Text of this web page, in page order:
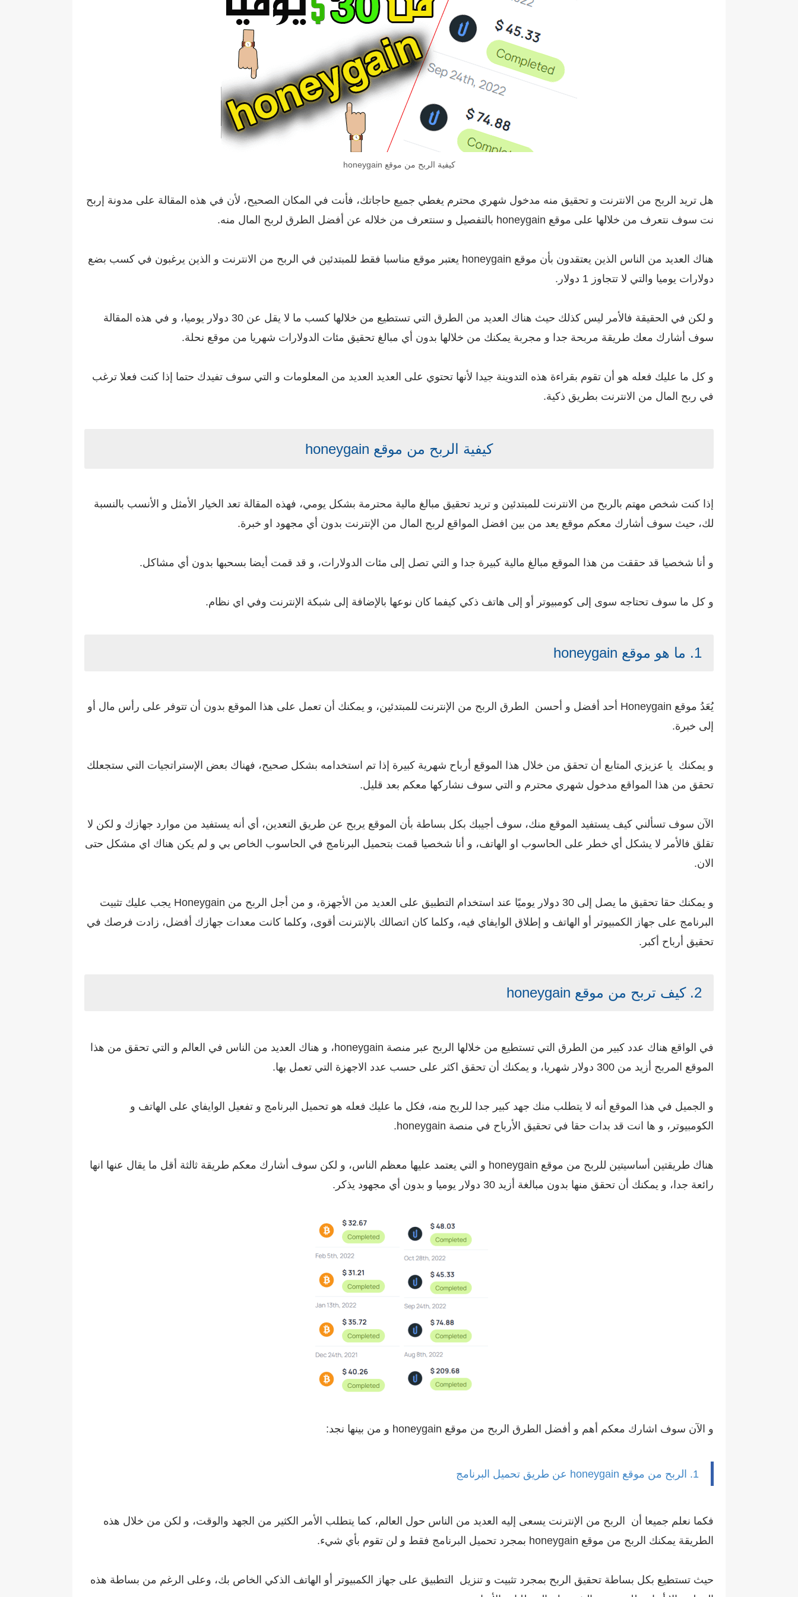
كيفية الربح من موقع honeygain
هل تريد الربح من الانترنت و تحقيق منه مدخول شهري محترم يغطي جميع حاجاتك، فأنت في المكان الصحيح، لأن في هذه المقالة على مدونة إربح
نت سوف نتعرف من خلالها على موقع honeygain بالتفصيل و سنتعرف من خلاله عن أفضل الطرق لربح المال منه.
هناك العديد من الناس الذين يعتقدون بأن موقع honeygain يعتبر موقع مناسبا فقط للمبتدئين في الربح من الانترنت و الذين يرغبون في كسب بضع
دولارات يوميا والتي لا تتجاوز 1 دولار.
و لكن في الحقيقة فالأمر ليس كذلك حيث هناك العديد من الطرق التي تستطيع من خلالها كسب ما لا يقل عن 30 دولار يوميا، و في هذه المقالة
سوف أشارك معك طريقة مربحة جدا و مجربة يمكنك من خلالها بدون أي مبالغ تحقيق مئات الدولارات شهريا من موقع نحلة.
و كل ما عليك فعله هو أن تقوم بقراءة هذه التدوينة جيدا لأنها تحتوي على العديد العديد من المعلومات و التي سوف تفيدك حتما إذا كنت فعلا ترغب
في ربح المال من الانترنت بطريق ذكية.
كيفية الربح من موقع honeygain
إذا كنت شخص مهتم بالربح من الانترنت للمبتدئين و تريد تحقيق مبالغ مالية محترمة بشكل يومي، فهذه المقالة تعد الخيار الأمثل و الأنسب بالنسبة
لك، حيث سوف أشارك معكم موقع يعد من بين افضل المواقع لربح المال من الإنترنت بدون أي مجهود او خبرة.
و أنا شخصيا قد حققت من هذا الموقع مبالغ مالية كبيرة جدا و التي تصل إلى مئات الدولارات، و قد قمت أيضا بسحبها بدون أي مشاكل.
و كل ما سوف تحتاجه سوى إلى كومبيوتر أو إلى هاتف ذكي كيفما كان نوعها بالإضافة إلى شبكة الإنترنت وفي اي نظام.
1. ما هو موقع honeygain
يُعَدُ موقع Honeygain أحد أفضل و أحسن الطرق الربح من الإنترنت للمبتدئين، و يمكنك أن تعمل على هذا الموقع بدون أن تتوفر على رأس مال أو
إلى خبرة.
و يمكنك يا عزيزي المتابع أن تحقق من خلال هذا الموقع أرباح شهرية كبيرة إذا تم استخدامه بشكل صحيح، فهناك بعض الإستراتجيات التي ستجعلك
تحقق من هذا المواقع مدخول شهري محترم و التي سوف نشاركها معكم بعد قليل.
الآن سوف تسألني كيف يستفيد الموقع منك، سوف أجيبك بكل بساطة بأن الموقع يربح عن طريق التعدين، أي أنه يستفيد من موارد جهازك و لكن لا
تقلق فالأمر لا يشكل أي خطر على الحاسوب او الهاتف، و أنا شخصيا قمت بتحميل البرنامج في الحاسوب الخاص بي و لم يكن هناك اي مشكل حتى
الان.
و يمكنك حقا تحقيق ما يصل إلى 30 دولار يوميًا عند استخدام التطبيق على العديد من الأجهزة، و من أجل الربح من Honeygain يجب عليك تثبيت
البرنامج على جهاز الكمبيوتر أو الهاتف و إطلاق الوايفاي فيه، وكلما كان اتصالك بالإنترنت أقوى، وكلما كانت معدات جهازك أفضل، زادت فرصك في
تحقيق أرباح أكبر.
2. كيف تربح من موقع honeygain
في الواقع هناك عدد كبير من الطرق التي تستطيع من خلالها الربح عبر منصة honeygain، و هناك العديد من الناس في العالم و التي تحقق من هذا
الموقع المربح أزيد من 300 دولار شهريا، و يمكنك أن تحقق اكثر على حسب عدد الاجهزة التي تعمل بها.
و الجميل في هذا الموقع أنه لا يتطلب منك جهد كبير جدا للربح منه، فكل ما عليك فعله هو تحميل البرنامج و تفعيل الوايفاي على الهاتف و
الكومبيوتر، و ها انت قد بدات حقا في تحقيق الأرباح في منصة honeygain.
هناك طريقتين أساسيتين للربح من موقع honeygain و التي يعتمد عليها معظم الناس، و لكن سوف أشارك معكم طريقة ثالثة أقل ما يقال عنها انها
رائعة جدا، و يمكنك أن تحقق منها بدون مبالغة أزيد 30 دولار يوميا و بدون أي مجهود يذكر.
و الآن سوف اشارك معكم أهم و أفضل الطرق الربح من موقع honeygain و من بينها نجد:
1. الربح من موقع honeygain عن طريق تحميل البرنامج
فكما نعلم جميعا أن الربح من الإنترنت يسعى إليه العديد من الناس حول العالم، كما يتطلب الأمر الكثير من الجهد والوقت، و لكن من خلال هذه
الطريقة يمكنك الربح من موقع honeygain بمجرد تحميل البرنامج فقط و لن تقوم بأي شيء.
حيث تستطيع بكل بساطة تحقيق الربح بمجرد تثبيت و تنزيل التطبيق على جهاز الكمبيوتر أو الهاتف الذكي الخاص بك، وعلى الرغم من بساطة هذه